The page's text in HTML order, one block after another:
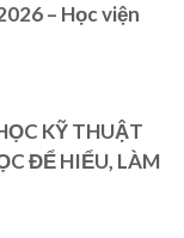
– Học viện
KỸ THUẬT
ĐỂ HIỂU, LÀM